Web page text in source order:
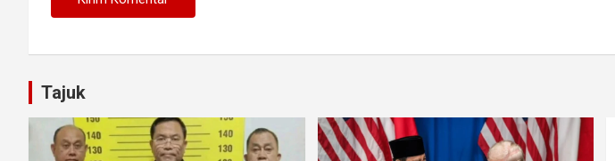
Tajuk